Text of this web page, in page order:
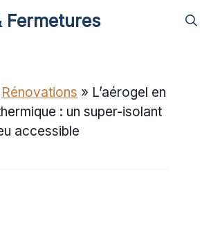
Fermetures
Rénovations » L’aérogel en
: un super-isolant
accessible